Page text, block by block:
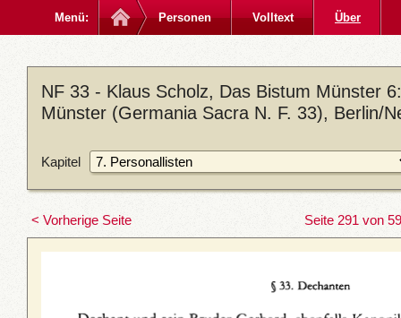
Menü: Personen Volltext Über
NF 33 - Klaus Scholz, Das Bistum Münster
Münster (Germania Sacra N. F. 33), Berlin/
Kapitel
< Vorherige Seite Seite 291 von